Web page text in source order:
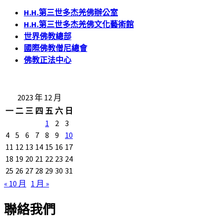
H.H.第三世多杰羌佛辦公室
H.H.第三世多杰羌佛文化藝術館
世界佛教總部
國際佛教僧尼總會
佛教正法中心
2023 年 12 月
一 二 三 四 五 六 日
1
2 3
4 5 6 7 8 9
10
11 12 13 14 15 16 17
18 19 20 21 22 23 24
25 26 27 28 29 30 31
« 10 月 1 月 »
聯絡我們